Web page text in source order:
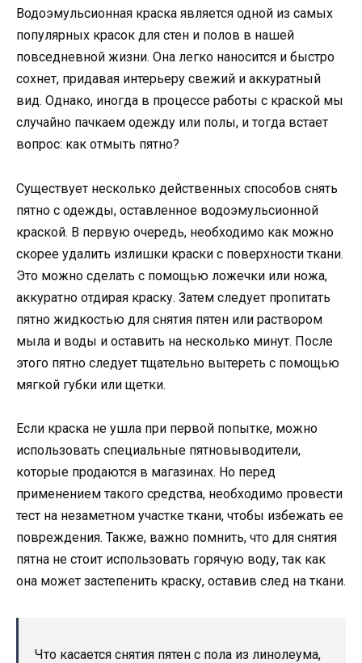
Водоэмульсионная краска является одной из самых
популярных красок для стен и полов в нашей
повседневной жизни. Она легко наносится и быстро
сохнет, придавая интерьеру свежий и аккуратный
вид. Однако, иногда в процессе работы с краской мы
случайно пачкаем одежду или полы, и тогда встает
вопрос: как отмыть пятно?
Существует несколько действенных способов снять
пятно с одежды, оставленное водоэмульсионной
краской. В первую очередь, необходимо как можно
скорее удалить излишки краски с поверхности ткани.
Это можно сделать с помощью ложечки или ножа,
аккуратно отдирая краску. Затем следует пропитать
пятно жидкостью для снятия пятен или раствором
мыла и воды и оставить на несколько минут. После
этого пятно следует тщательно вытереть с помощью
мягкой губки или щетки.
Если краска не ушла при первой попытке, можно
использовать специальные пятновыводители,
которые продаются в магазинах. Но перед
применением такого средства, необходимо провести
тест на незаметном участке ткани, чтобы избежать ее
повреждения. Также, важно помнить, что для снятия
пятна не стоит использовать горячую воду, так как
она может застепенить краску, оставив след на ткани.
Что касается снятия пятен с пола из линолеума,